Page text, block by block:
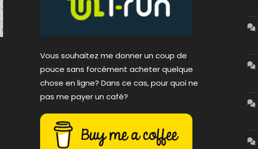
Vous souhaitez me donner un coup de
pouce sans forcément acheter quelque
chose en ligne? Dans ce cas, pour quoi ne
pas me payer un café?